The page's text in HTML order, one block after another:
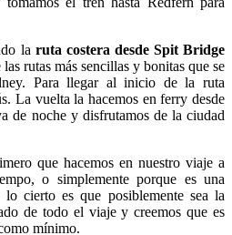
la ruta costera desde Spit Bridge
las rutas más sencillas y bonitas que se
Para llegar al inicio de la ruta
La vuelta la hacemos en ferry desde
de noche y disfrutamos de la ciudad
que hacemos en nuestro viaje a
o simplemente porque es una
cierto es que posiblemente sea la
de todo el viaje y creemos que es
mínimo.